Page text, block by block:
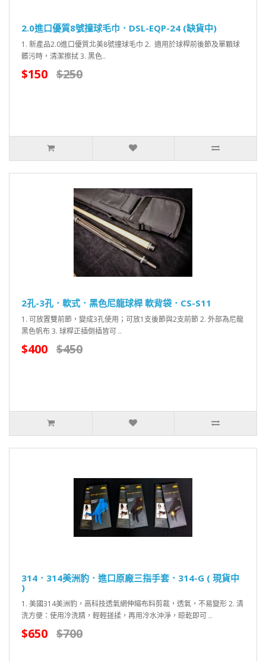
2.0進口優質8號撞球毛巾．DSL-EQP-24 (缺貨中)
1. 新產品2.0進口優質北美8號撞球毛巾 2. 適用於球桿前後節及單顆球
髒污時，清潔擦拭 3. 黑色..
$150 $250
2孔-3孔．軟式．黑色尼龍球桿 軟背袋．CS-S11
1. 可放置雙前節，變成3孔使用；可放1支後節與2支前節 2. 外部為尼龍
黑色帆布 3. 球桿正插倒插皆可 ..
$400 $450
314．314美洲豹．進口原廠三指手套．314-G ( 現貨中
)
1. 美國314美洲豹，高科技透氣網伸縮布料剪裁，透氣，不易變形 2. 清
洗方便：使用冷洗精，輕輕搓揉，再用冷水沖淨，晾乾即可 ..
$650 $700